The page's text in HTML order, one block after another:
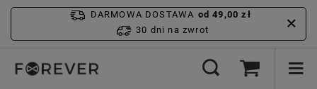
DARMOWA DOSTAWA od 49,00 zł
30 dni na zwrot